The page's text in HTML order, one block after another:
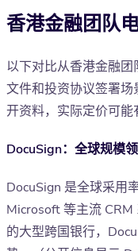
香港金融团队
以下对比从香港金融
文件和投资协议签署
开资料，实际定价可能
DocuSign：全球规模
DocuSign 是全球采用
Microsoft 等主流
的大型跨国银行，